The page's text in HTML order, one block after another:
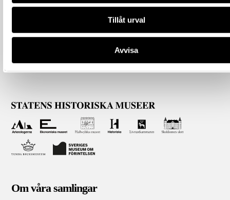
Tillåt urval
Avvisa
Om våra samlingar